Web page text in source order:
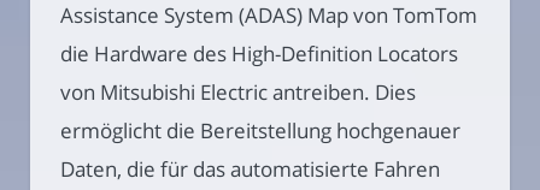
Assistance System (ADAS) Map von TomTom
die Hardware des High-Definition Locators
von Mitsubishi Electric antreiben. Dies
ermöglicht die Bereitstellung hochgenauer
Daten, die für das automatisierte Fahren